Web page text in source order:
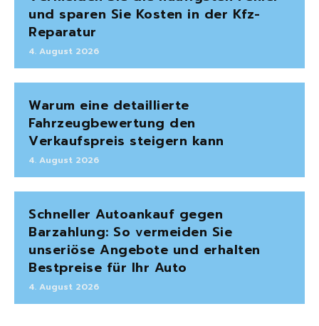
und sparen Sie Kosten in der Kfz-
Reparatur
4. August 2026
Warum eine detaillierte
Fahrzeugbewertung den
Verkaufspreis steigern kann
4. August 2026
Schneller Autoankauf gegen
Barzahlung: So vermeiden Sie
unseriöse Angebote und erhalten
Bestpreise für Ihr Auto
4. August 2026